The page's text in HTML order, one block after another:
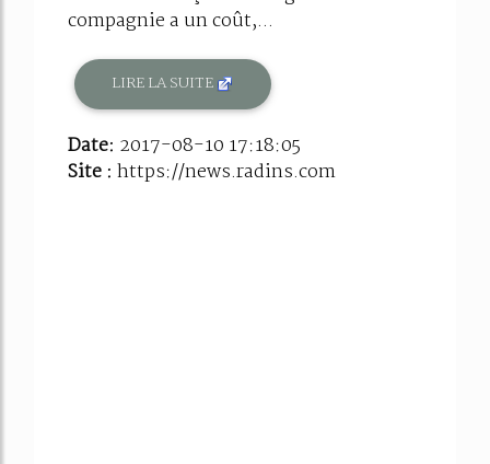
compagnie a un coût,...
LIRE LA SUITE
Date: 2017-08-10 17:18:05
Site : https://news.radins.com